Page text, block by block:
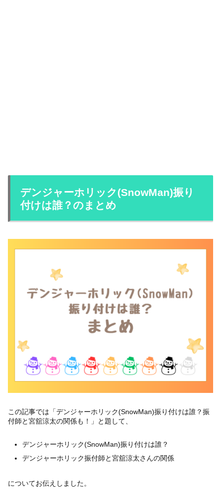
デンジャーホリック(SnowMan)振り
付けは誰？のまとめ
この記事では「デンジャーホリック(SnowMan)振り付けは誰？振
付師と宮舘涼太の関係も！」と題して、
デンジャーホリック(SnowMan)振り付けは誰？
デンジャーホリック振付師と宮舘涼太さんの関係
についてお伝えしました。